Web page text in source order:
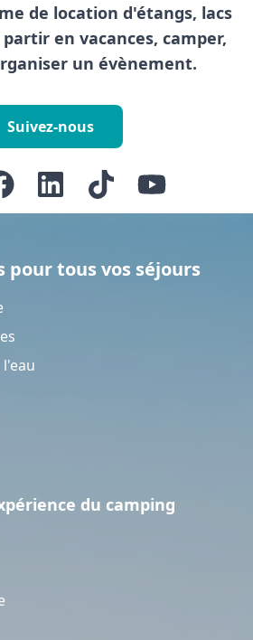
de location d'étangs, lacs
en vacances, camper,
un évènement.
Suivez-nous
pour tous vos séjours
du camping